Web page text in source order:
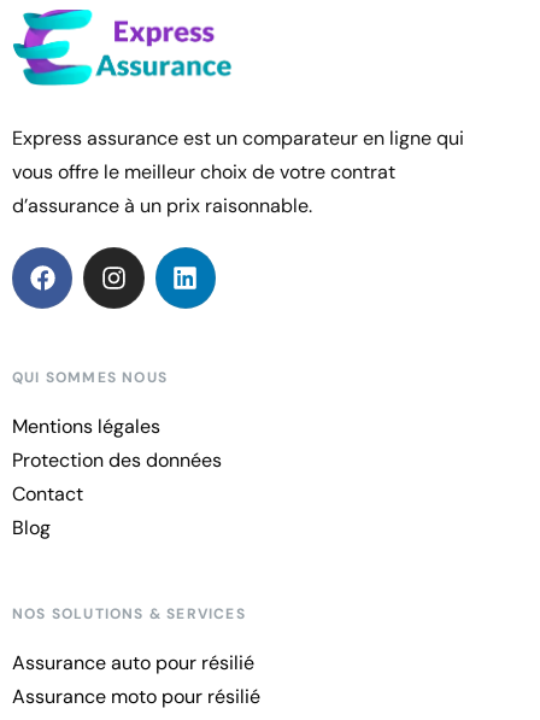
Express assurance est un comparateur en ligne qui
vous offre le meilleur choix de votre contrat
d’assurance à un prix raisonnable.
QUI SOMMES NOUS
Mentions légales
Protection des données
Contact
Blog
NOS SOLUTIONS & SERVICES
Assurance auto pour résilié
Assurance moto pour résilié